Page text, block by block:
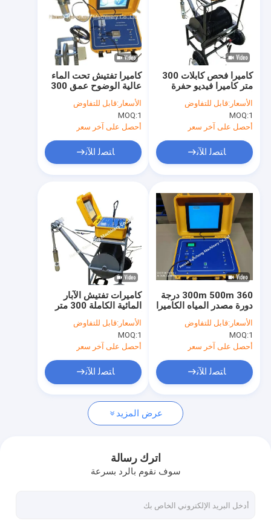
المنتجات
برنامج VR
حولنا
مراقبة الجودة
اتصل بنا
أخبار
آلة حفر الآبار المائية
كاميرا تفتيش تحت الماء
عالية الوضوح عمق 300
متر
الأسعار:قابل للتفاوض
MOQ:1
أحصل على آخر سعر
ﺎﺘﺼﻟ ﺍﻶﻧ
كاميرا فحص كابلات 300
متر كاميرا فيديو حفرة
لتبادل المسبار السهل
الأسعار:قابل للتفاوض
MOQ:1
أحصل على آخر سعر
ﺎﺘﺼﻟ ﺍﻶﻧ
كاميرات تفتيش الآبار
المائية الكاملة 300 متر
كاميرات ثقوب مع
كاميرات الزاوية العريضة
الأسعار:قابل للتفاوض
MOQ:1
أحصل على آخر سعر
ﺎﺘﺼﻟ ﺍﻶﻧ
300m 500m 360 درجة
دورة مصدر المياه الكاميرا
الأسعار:قابل للتفاوض
MOQ:1
أحصل على آخر سعر
ﺎﺘﺼﻟ ﺍﻶﻧ
عرض المزيد
اترك رسالة
سوف نقوم بالرد بسرعة